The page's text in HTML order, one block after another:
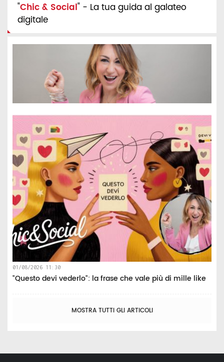
"Chic & Social" - La tua guida al galateo
digitale
01/08/2026 11:30
"Questo devi vederlo": la frase che vale più di mille like
MOSTRA TUTTI GLI ARTICOLI